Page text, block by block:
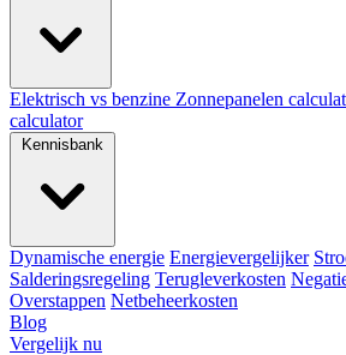
Elektrisch vs benzine Zonnepanelen
calculator
Kennisbank
Dynamische energie Energievergelijker
Salderingsregeling Terugleverkosten
Overstappen Netbeheerkosten
Blog
Vergelijk nu